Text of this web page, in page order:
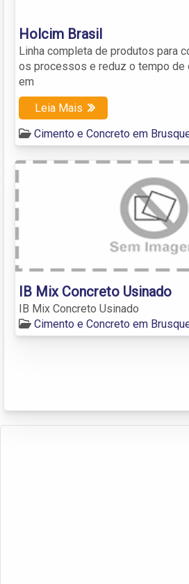
Holcim Brasil
Linha completa de produtos para
os processos e reduz o tempo de
em
Leia Mais
Cimento e Concreto em
IB Mix Concreto Usinado
IB Mix Concreto Usinado
Cimento e Concreto em